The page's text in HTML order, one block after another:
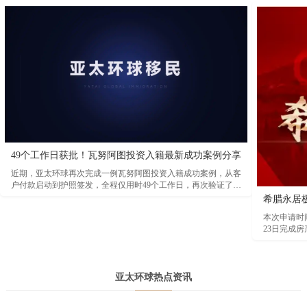
49个工作日获批！瓦努阿图投资入籍最新成功案例分享
近期，亚太环球再次完成一例瓦努阿图投资入籍成功案例，从客
户付款启动到护照签发，全程仅用时49个工作日，再次验证了瓦
希腊永居
本次申请时
23日完成房
亚太环球热点资讯